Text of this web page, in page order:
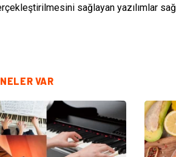
sağlayan yazılımlar
NELER VAR